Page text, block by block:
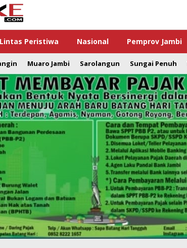
Lintas Peristiwa Nasional Pemprov Jambi
Muaro Jambi Sarolangun Sungai Penuh